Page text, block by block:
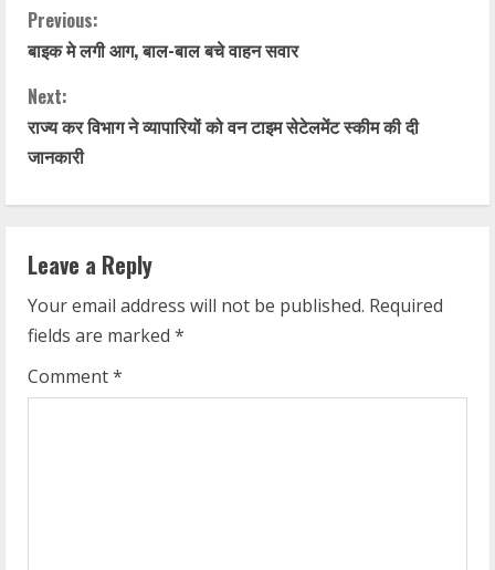
C
o
n
t
i
n
u
e
R
Previous:
बाइक मे लगी आग, बाल-बाल बचे वाहन सवार
Next:
राज्य कर विभाग ने व्यापारियों को वन टाइम सेटेलमेंट स्कीम की दी
जानकारी
Leave a Reply
Your email address will not be published. Required
fields are marked *
Comment*